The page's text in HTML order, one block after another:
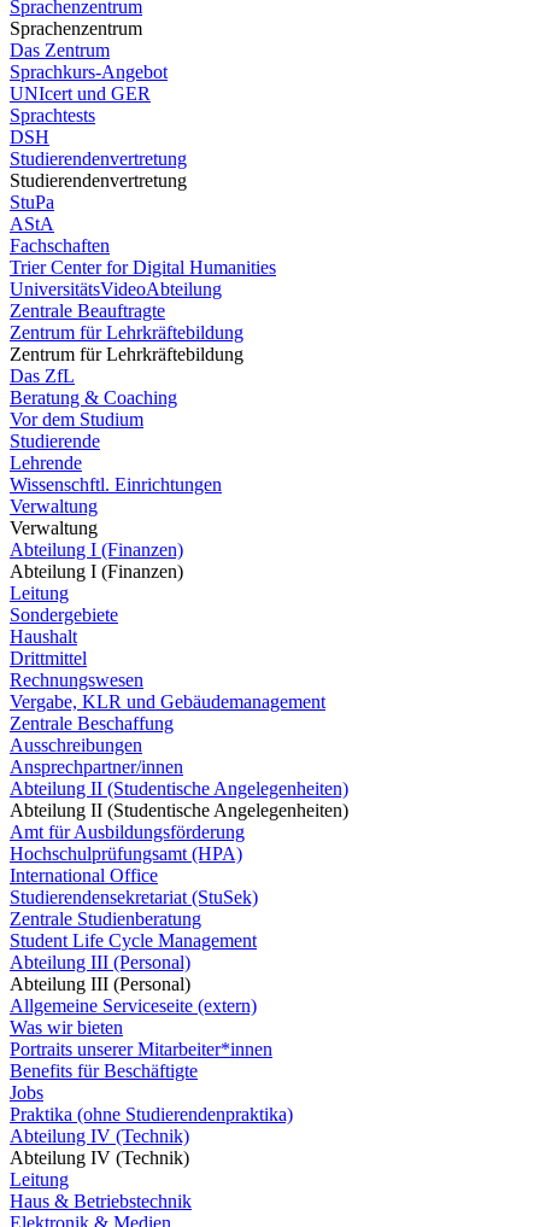
Sprachenzentrum
Sprachenzentrum
Das Zentrum
Sprachkurs-Angebot
UNIcert und GER
Sprachtests
DSH
Studierendenvertretung
Studierendenvertretung
StuPa
AStA
Fachschaften
Trier Center for Digital Humanities
UniversitätsVideoAbteilung
Zentrale Beauftragte
Zentrum für Lehrkräftebildung
Zentrum für Lehrkräftebildung
Das ZfL
Beratung & Coaching
Vor dem Studium
Studierende
Lehrende
Wissenschftl. Einrichtungen
Verwaltung
Verwaltung
Abteilung I (Finanzen)
Abteilung I (Finanzen)
Leitung
Sondergebiete
Haushalt
Drittmittel
Rechnungswesen
Vergabe, KLR und Gebäudemanagement
Zentrale Beschaffung
Ausschreibungen
Ansprechpartner/innen
Abteilung II (Studentische Angelegenheiten)
Abteilung II (Studentische Angelegenheiten)
Amt für Ausbildungsförderung
Hochschulprüfungsamt (HPA)
International Office
Studierendensekretariat (StuSek)
Zentrale Studienberatung
Student Life Cycle Management
Abteilung III (Personal)
Abteilung III (Personal)
Allgemeine Serviceseite (extern)
Was wir bieten
Portraits unserer Mitarbeiter*innen
Benefits für Beschäftigte
Jobs
Praktika (ohne Studierendenpraktika)
Abteilung IV (Technik)
Abteilung IV (Technik)
Leitung
Haus & Betriebstechnik
Elektronik & Medien